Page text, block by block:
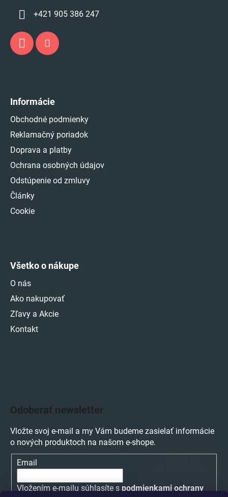
+421 905 386 247
Informácie
Obchodné podmienky
Reklamačný poriadok
Doprava a platby
Ochrana osobných údajov
Odstúpenie od zmluvy
Články
Cookie
Všetko o nákupe
O nás
Ako nakupovať
Zľavy a Akcie
Kontakt
Odoberať newsletter
Vložte svoj e-mail a my Vám budeme zasielať informácie
o nových produktoch na našom e-shope.
Email
Vložením e-mailu súhlasíte s podmienkami ochrany